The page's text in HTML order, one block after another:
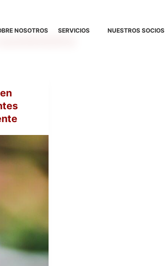
NOSOTROS SERVICIOS NUESTROS SOCIOS